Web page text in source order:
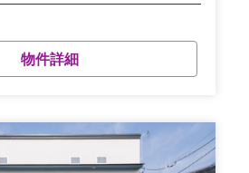
物件詳細